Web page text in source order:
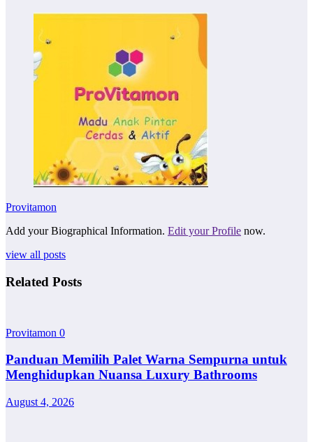
Provitamon
Add your Biographical Information. Edit your Profile now.
view all posts
Related Posts
Provitamon 0
Panduan Memilih Palet Warna Sempurna untuk
Menghidupkan Nuansa Luxury Bathrooms
August 4, 2026